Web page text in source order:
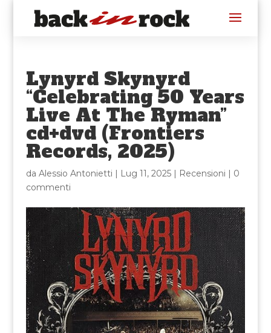
Lynyrd Skynyrd
“Celebrating 50 Years
Live At The Ryman”
cd+dvd (Frontiers
Records, 2025)
da Alessio Antonietti | Lug 11, 2025| Recensioni | 0
commenti